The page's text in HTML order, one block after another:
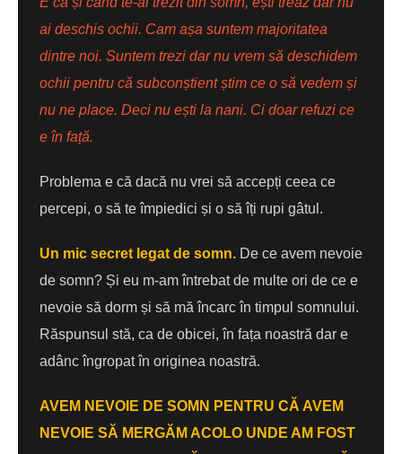
ai deschis ochii. Cam așa suntem majoritatea
dintre noi. Suntem trezi dar nu vrem să deschidem
ochii pentru că subconștient știm ce o să vedem și
nu ne place. Deci nu ești la nani. Ci doar refuzi ce
e în față.
Problema e că dacă nu vrei să accepți ceea ce
percepi, o să te împiedici și o să îți rupi gâtul.
Un mic secret legat de somn. De ce avem nevoie
de somn? Și eu m-am întrebat de multe ori de ce e
nevoie să dorm și să mă încarc în timpul somnului.
Răspunsul stă, ca de obicei, în fața noastră dar e
adânc îngropat în originea noastră.
AVEM NEVOIE DE SOMN PENTRU CĂ AVEM
NEVOIE SĂ MERGĂM ACOLO UNDE AM FOST